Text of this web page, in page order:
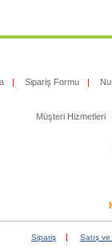
| Sipariş Formu |
Müşteri Hizmetleri
Sipariş | Satış